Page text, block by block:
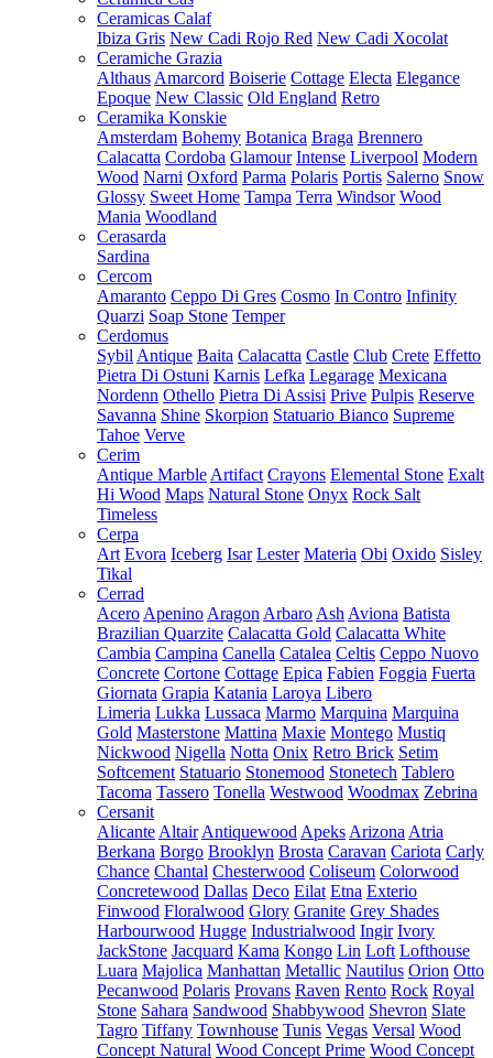
Ceramicas Calaf
Ibiza Gris New Cadi Rojo Red New Cadi Xocolat
Ceramiche Grazia
Althaus Amarcord Boiserie Cottage Electa Elegance
Epoque New Classic Old England Retro
Ceramika Konskie
Amsterdam Bohemy Botanica Braga Brennero
Calacatta Cordoba Glamour Intense Liverpool Modern
Wood Narni Oxford Parma Polaris Portis Salerno Snow
Glossy Sweet Home Tampa Terra Windsor Wood
Mania Woodland
Cerasarda
Sardina
Cercom
Amaranto Ceppo Di Gres Cosmo In Contro Infinity
Quarzi Soap Stone Temper
Cerdomus
Sybil Antique Baita Calacatta Castle Club Crete Effetto
Pietra Di Ostuni Karnis Lefka Legarage Mexicana
Nordenn Othello Pietra Di Assisi Prive Pulpis Reserve
Savanna Shine Skorpion Statuario Bianco Supreme
Tahoe Verve
Cerim
Antique Marble Artifact Crayons Elemental Stone Exalt
Hi Wood Maps Natural Stone Onyx Rock Salt
Timeless
Cerpa
Art Evora Iceberg Isar Lester Materia Obi Oxido Sisley
Tikal
Cerrad
Acero Apenino Aragon Arbaro Ash Aviona Batista
Brazilian Quarzite Calacatta Gold Calacatta White
Cambia Campina Canella Catalea Celtis Ceppo Nuovo
Concrete Cortone Cottage Epica Fabien Foggia Fuerta
Giornata Grapia Katania Laroya Libero
Limeria Lukka Lussaca Marmo Marquina Marquina
Gold Masterstone Mattina Maxie Montego Mustiq
Nickwood Nigella Notta Onix Retro Brick Setim
Softcement Statuario Stonemood Stonetech Tablero
Tacoma Tassero Tonella Westwood Woodmax Zebrina
Cersanit
Alicante Altair Antiquewood Apeks Arizona Atria
Berkana Borgo Brooklyn Brosta Caravan Cariota Carly
Chance Chantal Chesterwood Coliseum Colorwood
Concretewood Dallas Deco Eilat Etna Exterio
Finwood Floralwood Glory Granite Grey Shades
Harbourwood Hugge Industrialwood Ingir Ivory
JackStone Jacquard Kama Kongo Lin Loft Lofthouse
Luara Majolica Manhattan Metallic Nautilus Orion Otto
Pecanwood Polaris Provans Raven Rento Rock Royal
Stone Sahara Sandwood Shabbywood Shevron Slate
Tagro Tiffany Townhouse Tunis Vegas Versal Wood
Concept Natural Wood Concept Prime Wood Concept